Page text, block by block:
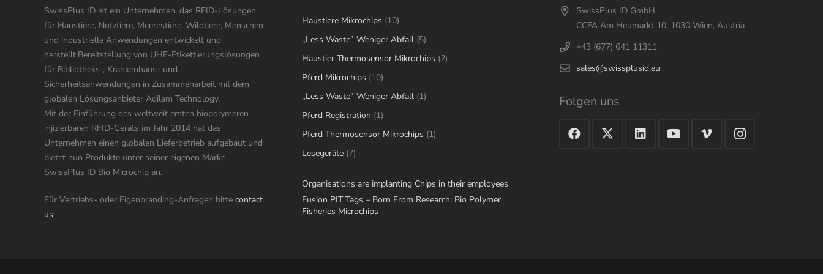
SwissPlus ID ist ein Unternehmen, das RFID-Lösungen
für Haustiere, Nutztiere, Meerestiere, Wildtiere, Menschen
und industrielle Anwendungen entwickelt und
herstellt.Bereitstellung von UHF-Etikettierungslösungen
für Bibliotheks-, Krankenhaus- und
Sicherheitsanwendungen in Zusammenarbeit mit dem
globalen Lösungsanbieter Adilam Technology.
Mit der Einführung des weltweit ersten biopolymeren
injizierbaren RFID-Geräts im Jahr 2014 hat das
Unternehmen einen globalen Lieferbetrieb aufgebaut und
bietet nun Produkte unter seiner eigenen Marke
SwissPlus ID Bio Microchip an.
Für Vertriebs- oder Eigenbranding-Anfragen bitte contact
us
Haustiere Mikrochips 1010
products
„Less Waste” Weniger Abfall 55
products
Haustier Thermosensor Mikrochips 22
Pferd Mikrochips 1010
products
„Less Waste” Weniger Abfall 11
Pferd Registration 11
product
Pferd Thermosensor Mikrochips 11
Lesegeräte 77
Organisations are implanting Chips in their employees
Fusion PIT Tags – Born From Research; Bio Polymer
Fisheries Microchips
SwissPlus ID GmbH
CCFA Am Heumarkt 10, 1030 Wien, Austria
+43 (677) 641 11311
sales@swissplusid.eu
Folgen uns